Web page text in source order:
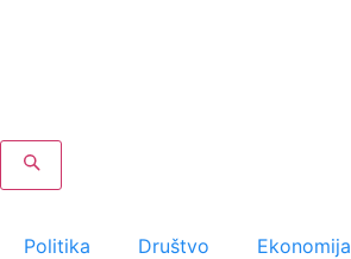
Politika Društvo Ekonomija